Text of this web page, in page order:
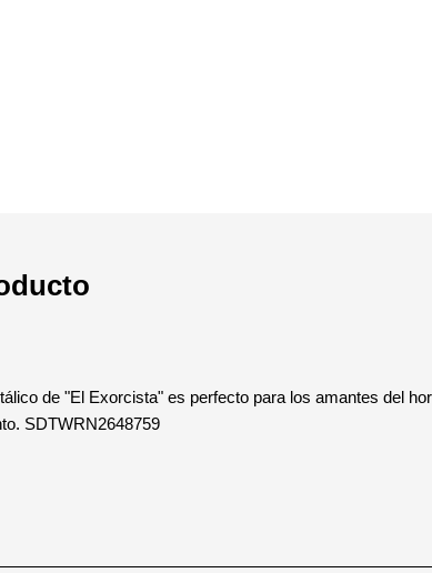
de "El Exorcista" es perfecto para los amantes del
SDTWRN2648759